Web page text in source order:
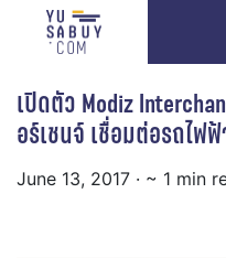
เปิดตัว Modiz
อร์เชนจ์ เชื่อมต่อรถไฟ
June 13, 2017 · ~ 1 min